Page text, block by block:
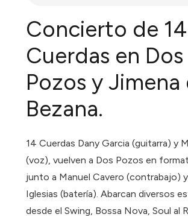
Concierto de 14
Cuerdas en Dos
Pozos y Jimena
Bezana.
14 Cuerdas Dany Garcia (guitarra) y
(voz), vuelven a Dos Pozos en
junto a Manuel Cavero (contrabajo)
Iglesias (batería). Abarcan diversos
desde el Swing, Bossa Nova, Soul al